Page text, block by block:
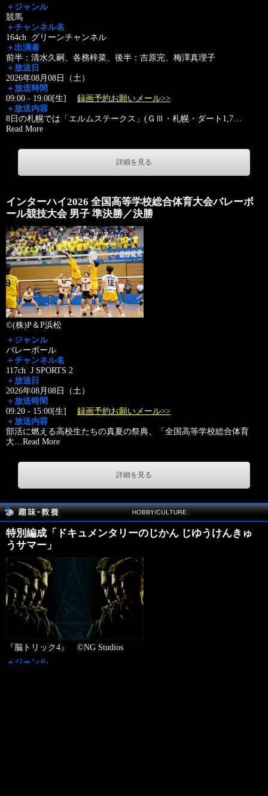
＋ジャンル
競馬
＋チャンネル名
164ch グリーンチャンネル
＋出演者
前半：清水久嗣、各務梓菜、後半：吉原完、梅澤真理子
＋放送日
2026年08月08日（土）
＋放送時間
09:00 - 19:00[生] 録画予約お願いメール>>
＋放送内容
8日の札幌では「エルムステークス」(ＧⅢ・札幌・ダート1,7…
Read More
詳細を見る
インターハイ2026 全国高等学校総合体育大会バレーボ
ール競技大会 男子 準決勝／決勝
©(株)P＆P浜松
＋ジャンル
バレーボール
＋チャンネル名
117ch J SPORTS 2
＋放送日
2026年08月08日（土）
＋放送時間
09:20 - 15:00[生] 録画予約お願いメール>>
＋放送内容
部活に燃える高校生たちの真夏の祭典、「全国高等学校総合体育
大…Read More
詳細を見る
特別編成「ドキュメンタリーのじかん じゆうけんきゅ
うサマー」
『脳トリック4』 ©NG Studios
＋ジャンル